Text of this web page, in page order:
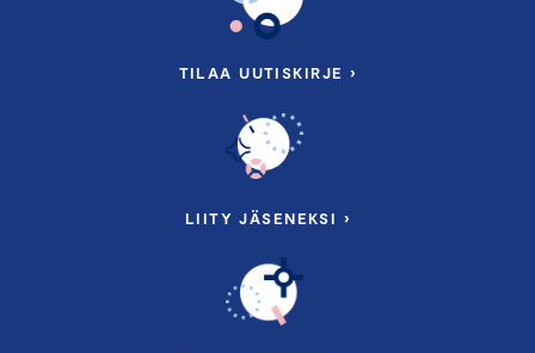
TILAA UUTISKIRJE ›
LIITY JÄSENEKSI ›